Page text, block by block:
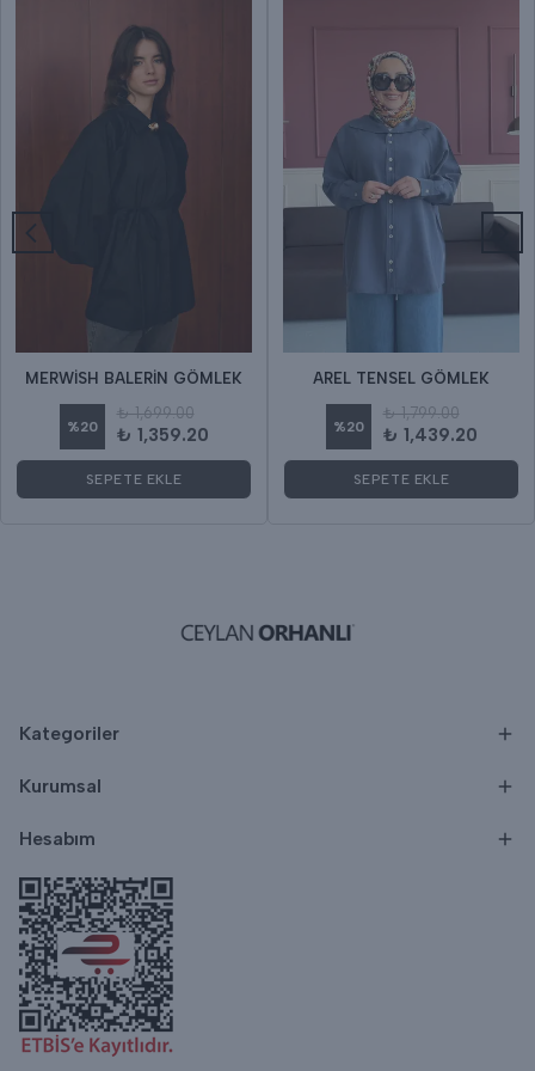
MERWİSH BALERİN GÖMLEK
%20
₺ 1,699.00
₺ 1,359.20
SEPETE EKLE
AREL TENSEL GÖMLEK
%20
₺ 1,799.00
₺ 1,439.20
SEPETE EKLE
Kategoriler
Kurumsal
Hesabım